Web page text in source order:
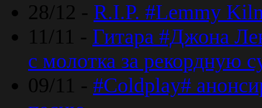
28/12 - R.I.P. #Lemmy
11/11 - Гитара #Джона
с молотка за рекордную
09/11 - #Coldplay#